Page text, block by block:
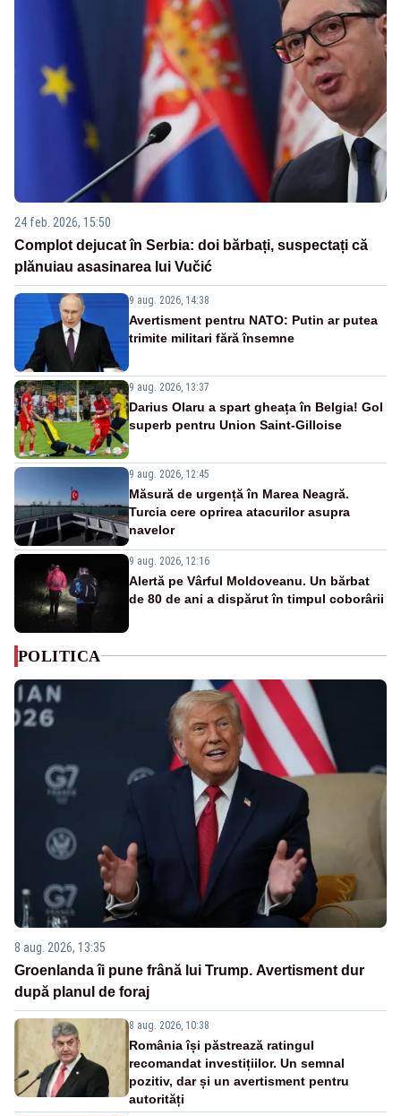
24 feb. 2026, 15:50
Complot dejucat în Serbia: doi bărbați, suspectați că
plănuiau asasinarea lui Vučić
9 aug. 2026, 14:38
Avertisment pentru NATO: Putin ar putea
trimite militari fără însemne
9 aug. 2026, 13:37
Darius Olaru a spart gheața în Belgia! Gol
superb pentru Union Saint-Gilloise
9 aug. 2026, 12:45
Măsură de urgență în Marea Neagră.
Turcia cere oprirea atacurilor asupra
navelor
9 aug. 2026, 12:16
Alertă pe Vârful Moldoveanu. Un bărbat
de 80 de ani a dispărut în timpul coborârii
POLITICA
8 aug. 2026, 13:35
Groenlanda îi pune frână lui Trump. Avertisment dur
după planul de foraj
8 aug. 2026, 10:38
România își păstrează ratingul
recomandat investițiilor. Un semnal
pozitiv, dar și un avertisment pentru
autorități